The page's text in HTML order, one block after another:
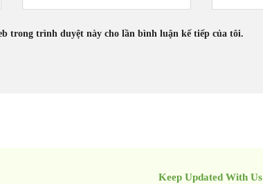
trong trình duyệt này cho lần bình luận kế tiếp của tôi.
Keep Updated With Us